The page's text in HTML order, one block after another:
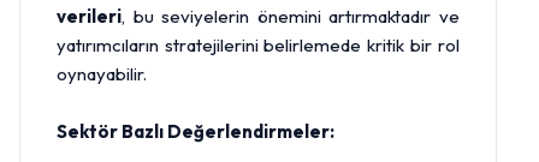
verileri, bu seviyelerin önemini artırmaktadır ve
yatırımcıların stratejilerini belirlemede kritik bir rol
oynayabilir.
Sektör Bazlı Değerlendirmeler: